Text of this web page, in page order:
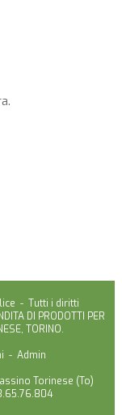
- Tutti i diritti
DI PRODOTTI PER
TORINO.
- Admin
Torinese (To)